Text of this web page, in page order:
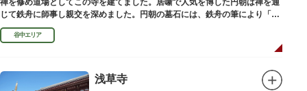
じて鉄舟に師事し親交を深めました。円朝の墓石には、鉄舟の筆により「三
遊亭円朝無舌居士」とあります。
谷中エリア
浅草寺